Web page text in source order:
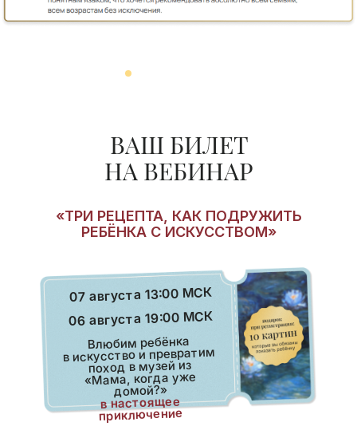
«ТРИ РЕЦЕПТА, КАК ПОДРУЖИТЬ
РЕБЁНКА С ИСКУССТВОМ»
06 августа 19:00 МСК
07 августа 13:00 МСК
Влюбим ребёнка
в искусство и превратим
приключение
Влюбим ребёнка
в искусство и превратим
поход в музей из
«Мама, когда уже
домой?»
в настоящее
приключение
ВАШ БИЛЕТ
НА ВЕБИНАР